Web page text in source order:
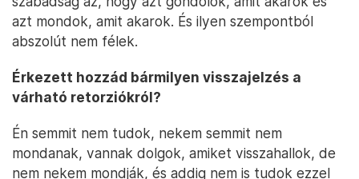
azt mondok, amit akarok. És ilyen szempontból
abszolút nem félek.
Érkezett hozzád bármilyen visszajelzés a
várható retorziókról?
Én semmit nem tudok, nekem semmit nem
mondanak, vannak dolgok, amiket visszahallok, de
nem nekem mondják, és addig nem is tudok ezzel